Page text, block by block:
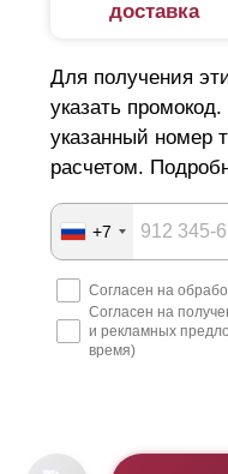
доставка
Для получения
указать
указанный номер
расчетом.
+7
Согласен на
Согласен на
и рекламных
время)